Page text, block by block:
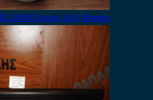
2008 Εμπρός Δεξί Φανάρι